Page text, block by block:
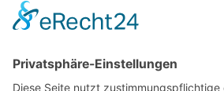
Jedes Kind wertschätzen!
Artikel